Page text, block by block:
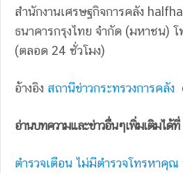
สำนักงานเศรษฐกิจการคลัง
ธนาคารกรุงไทย จำกัด (มหาชน)
(ตลอด 24 ชั่วโมง)
อ้างอิง สถานีข่าวกระทรวงการคลัง
อ่านบทความและข่าวอื่นๆเพิ่มเติมได้ที่
ตำรวจเตือน ไม่มีตำรวจโทรหาคุณ